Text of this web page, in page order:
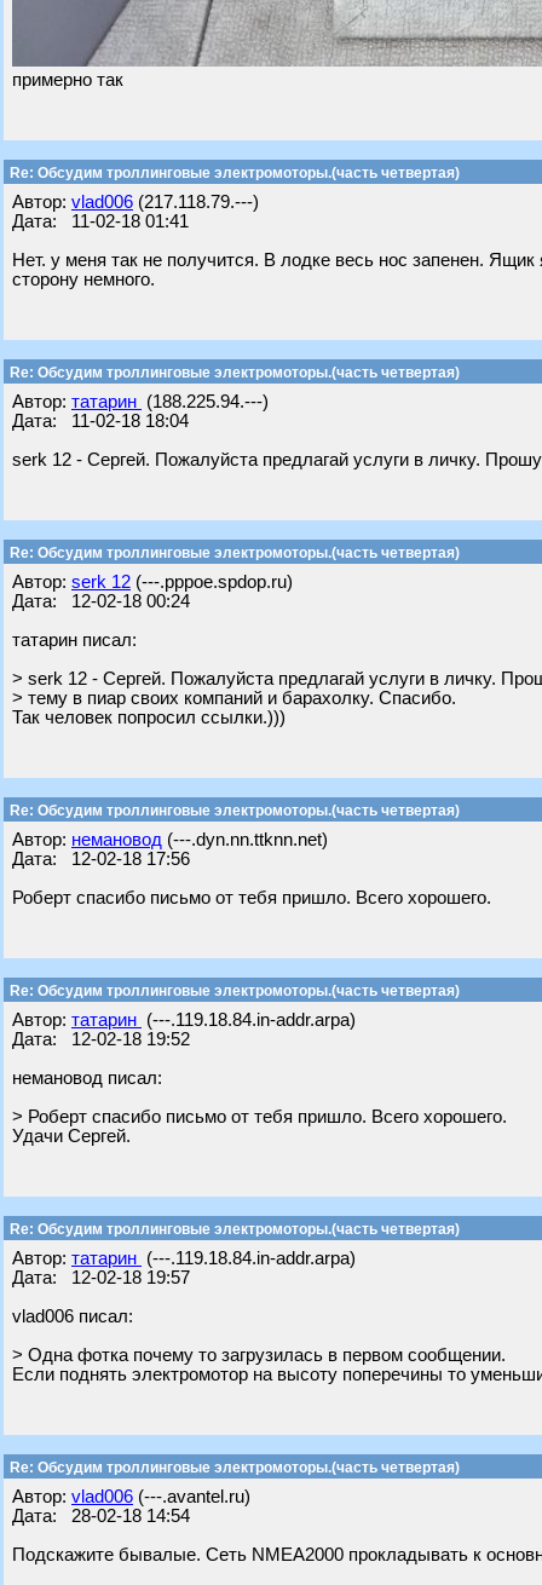
примерно так
Re: Обсудим троллинговые электромоторы.(часть четвертая)
Автор: vlad006 (217.118.79.---)
Дата: 11-02-18 01:41
Нет. у меня так не получится. В лодке весь нос запенен.
сторону немного.
Re: Обсудим троллинговые электромоторы.(часть четвертая)
Автор: татарин (188.225.94.---)
Дата: 11-02-18 18:04
serk 12 - Сергей. Пожалуйста предлагай услуги в личку.
Re: Обсудим троллинговые электромоторы.(часть четвертая)
Автор: serk 12 (---.pppoe.spdop.ru)
Дата: 12-02-18 00:24
татарин писал:
> serk 12 - Сергей. Пожалуйста предлагай услуги в личку.
> тему в пиар своих компаний и барахолку. Спасибо.
Так человек попросил ссылки.)))
Re: Обсудим троллинговые электромоторы.(часть четвертая)
Автор: немановод (---.dyn.nn.ttknn.net)
Дата: 12-02-18 17:56
Роберт спасибо письмо от тебя пришло. Всего хорошего.
Re: Обсудим троллинговые электромоторы.(часть четвертая)
Автор: татарин (---.119.18.84.in-addr.arpa)
Дата: 12-02-18 19:52
немановод писал:
> Роберт спасибо письмо от тебя пришло. Всего хорошего.
Удачи Сергей.
Re: Обсудим троллинговые электромоторы.(часть четвертая)
Автор: татарин (---.119.18.84.in-addr.arpa)
Дата: 12-02-18 19:57
vlad006 писал:
> Одна фотка почему то загрузилась в первом сообщении.
Если поднять электромотор на высоту поперечины то
Re: Обсудим троллинговые электромоторы.(часть четвертая)
Автор: vlad006 (---.avantel.ru)
Дата: 28-02-18 14:54
Подскажите бывалые. Сеть NMEA2000 прокладывать к